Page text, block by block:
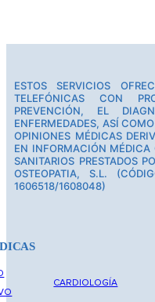
ESTOS SERVICIOS
TELEFÓNICAS CON
PREVENCIÓN, EL
ENFERMEDADES, ASÍ
OPINIONES MÉDICAS
EN INFORMACIÓN MÉDICA
SANITARIOS PRESTADOS
OSTEOPATIA, S.L.
1606518/1608048)
CARDIOLOGÍA